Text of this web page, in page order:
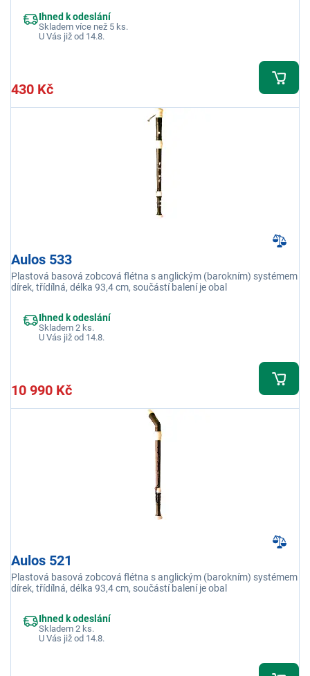
Ihned k odeslání
Skladem více než 5 ks.
U Vás již od 14.8.
430 Kč
Aulos 533
Plastová basová zobcová flétna s anglickým (barokním) systémem
dírek, třídílná, délka 93,4 cm, součástí balení je obal
Ihned k odeslání
Skladem 2 ks.
U Vás již od 14.8.
10 990 Kč
Aulos 521
Plastová basová zobcová flétna s anglickým (barokním) systémem
dírek, třídílná, délka 93,4 cm, součástí balení je obal
Ihned k odeslání
Skladem 2 ks.
U Vás již od 14.8.